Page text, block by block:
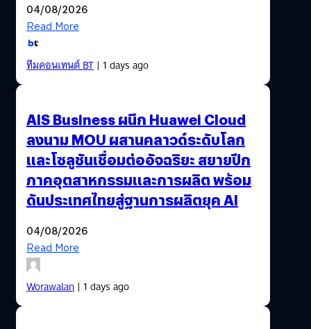
04/08/2026
Read More
ทีมคอนเทนต์ BT| 1 days ago
AIS Business ผนึก Huawei Cloud
ลงนาม MOU ผสานคลาวด์ระดับโลก
และโซลูชันเชื่อมต่ออัจฉริยะ สยายปีก
ภาคอุตสาหกรรมและการผลิต พร้อม
ดันประเทศไทยสู่ฐานการผลิตยุค AI
04/08/2026
Read More
Worawalan| 1 days ago